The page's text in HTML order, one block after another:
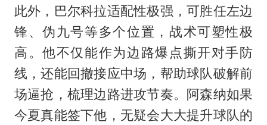
此外，巴尔科拉适配性极强，可胜任左边
锋、伪九号等多个位置，战术可塑性极
高。他不仅能作为边路爆点撕开对手防
线，还能回撤接应中场，帮助球队破解前
场逼抢，梳理边路进攻节奏。阿森纳如果
今夏真能签下他，无疑会大大提升球队的